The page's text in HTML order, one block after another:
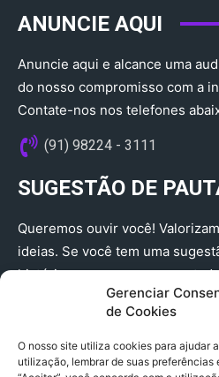
Gerenciar
de Cookies
O nosso site utiliza cookies para ajudar
utilização, lembrar de suas
ANUNCIE AQUI
Anuncie aqui e alcance uma
do nosso compromisso com a
Contate-nos nos telefones
(91) 98224 - 3111
SUGESTÃO DE
Queremos ouvir você!
ideias. Se você tem uma
história que merece ser
(91) 98224 - 3111